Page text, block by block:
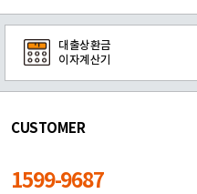
대출상환금
이자계산기
CUSTOMER
1599-9687